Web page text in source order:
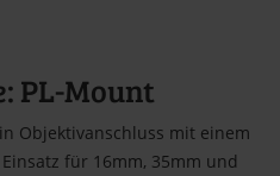
PL-Mount
Objektivanschluss mit einem
für 16mm, 35mm und